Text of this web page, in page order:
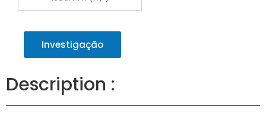
Investigação
Description :